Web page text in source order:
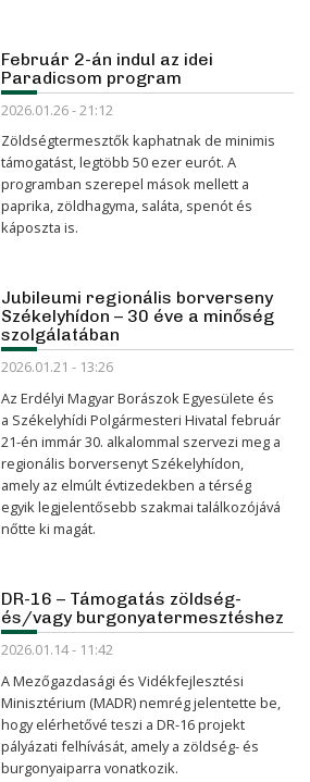
Február 2-án indul az idei
Paradicsom program
2026.01.26 - 21:12
Zöldségtermesztők kaphatnak de minimis
támogatást, legtöbb 50 ezer eurót. A
programban szerepel mások mellett a
paprika, zöldhagyma, saláta, spenót és
káposzta is.
Jubileumi regionális borverseny
Székelyhídon – 30 éve a minőség
szolgálatában
2026.01.21 - 13:26
Az Erdélyi Magyar Borászok Egyesülete és
a Székelyhídi Polgármesteri Hivatal február
21-én immár 30. alkalommal szervezi meg a
regionális borversenyt Székelyhídon,
amely az elmúlt évtizedekben a térség
egyik legjelentősebb szakmai találkozójává
nőtte ki magát.
DR-16 – Támogatás zöldség-
és/vagy burgonyatermesztéshez
2026.01.14 - 11:42
A Mezőgazdasági és Vidékfejlesztési
Minisztérium (MADR) nemrég jelentette be,
hogy elérhetővé teszi a DR-16 projekt
pályázati felhívását, amely a zöldség- és
burgonyaiparra vonatkozik.